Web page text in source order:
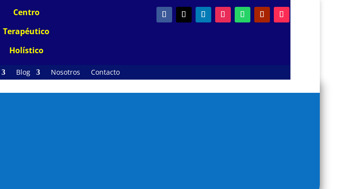
Centro
Terapéutico
Holístico
Blog Nosotros Contacto